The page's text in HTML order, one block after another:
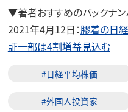
▼著者おすすめのバックナン
2021年4月12日：膠着の日
証一部は4割増益見込む
#日経平均株価
#外国人投資家